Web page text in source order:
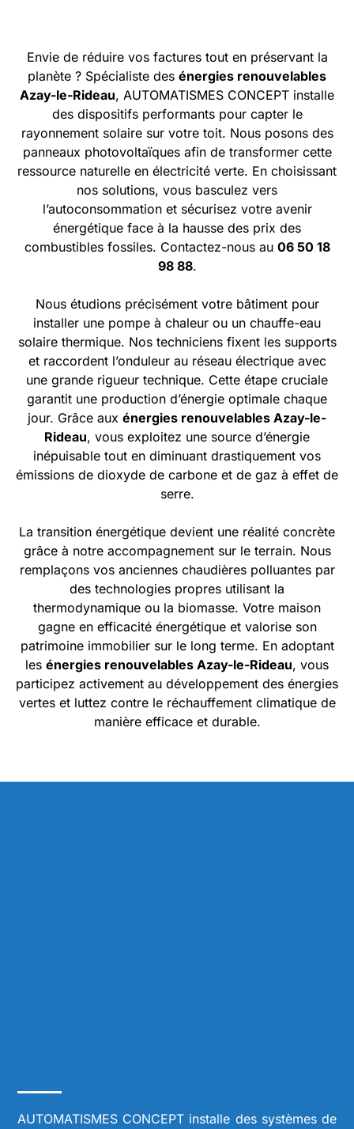
Envie de réduire vos factures tout en préservant la
planète ? Spécialiste des énergies renouvelables
Azay-le-Rideau, AUTOMATISMES CONCEPT installe
des dispositifs performants pour capter le
rayonnement solaire sur votre toit. Nous posons des
panneaux photovoltaïques afin de transformer cette
ressource naturelle en électricité verte. En choisissant
nos solutions, vous basculez vers
l’autoconsommation et sécurisez votre avenir
énergétique face à la hausse des prix des
combustibles fossiles. Contactez-nous au 06 50 18
98 88.
Nous étudions précisément votre bâtiment pour
installer une pompe à chaleur ou un chauffe-eau
solaire thermique. Nos techniciens fixent les supports
et raccordent l’onduleur au réseau électrique avec
une grande rigueur technique. Cette étape cruciale
garantit une production d’énergie optimale chaque
jour. Grâce aux énergies renouvelables Azay-le-
Rideau, vous exploitez une source d’énergie
inépuisable tout en diminuant drastiquement vos
émissions de dioxyde de carbone et de gaz à effet de
serre.
La transition énergétique devient une réalité concrète
grâce à notre accompagnement sur le terrain. Nous
remplaçons vos anciennes chaudières polluantes par
des technologies propres utilisant la
thermodynamique ou la biomasse. Votre maison
gagne en efficacité énergétique et valorise son
patrimoine immobilier sur le long terme. En adoptant
les énergies renouvelables Azay-le-Rideau, vous
participez activement au développement des énergies
vertes et luttez contre le réchauffement climatique de
manière efficace et durable.
AUTOMATISMES CONCEPT installe des systèmes de